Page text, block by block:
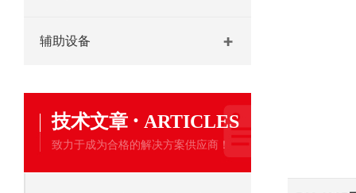
辅助设备
技术文章 · ARTICLES
致力于成为合格的解决方案供应商！